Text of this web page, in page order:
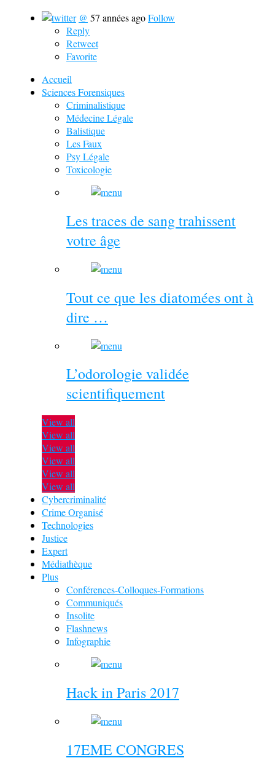
@ 57 années agoFollow
Reply
Retweet
Favorite
Accueil
Sciences Forensiques
Criminalistique
Médecine Légale
Balistique
Les Faux
Psy Légale
Toxicologie
Les traces de sang trahissent
votre âge
Tout ce que les diatomées ont à
dire …
L’odorologie validée
scientifiquement
View all
View all
View all
View all
View all
View all
Cybercriminalité
Crime Organisé
Technologies
Justice
Expert
Médiathèque
Plus
Conférences-Colloques-Formations
Communiqués
Insolite
Flashnews
Infographie
Hack in Paris 2017
17EME CONGRES